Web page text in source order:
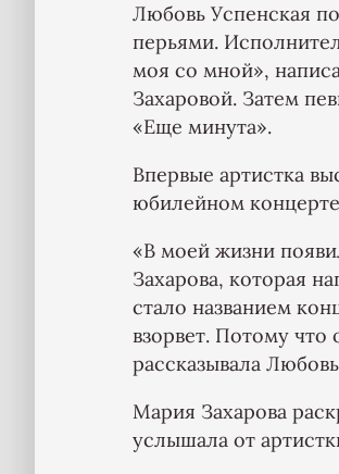
Любовь Успенская
перьями.
моя со мной»,
Захаровой. Затем
«Еще минута».
Впервые артистка
юбилейном
«В моей жизни
Захарова, которая
стало названием
взорвет. Потому
рассказывала
Мария Захарова
услышала от